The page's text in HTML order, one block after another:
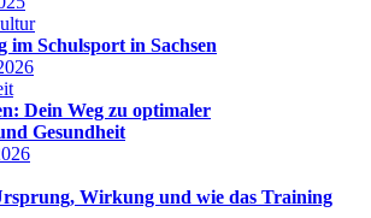
im Schulsport in Sachsen
Dein Weg zu optimaler
Gesundheit
Wirkung und wie das Training